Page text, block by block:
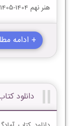
هنر نهم 1404-1405
+ ادامه
دانلود